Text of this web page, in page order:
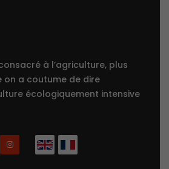
à l’agriculture, plus
on a coutume de dire
écologiquement intensive